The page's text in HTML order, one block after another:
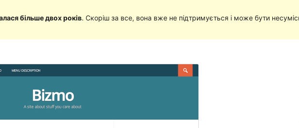
більше двох років. Скоріш за все, вона вже не підтримується і може бути